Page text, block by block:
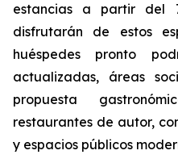
estancias a partir del
disfrutarán de estos
huéspedes pronto
actualizadas, áreas
propuesta
restaurantes de autor,
y espacios públicos